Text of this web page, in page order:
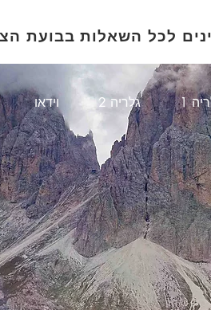
לכל השאלות בבועת
וידאו גלריה 2